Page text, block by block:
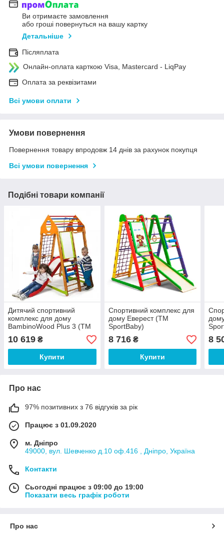
Ви отримаєте замовлення
або гроші повернуться на вашу картку
Детальніше
Післяплата
Онлайн-оплата карткою Visa, Mastercard - LiqPay
Оплата за реквізитами
Всі умови оплати
Умови повернення
Повернення товару впродовж 14 днів за рахунок покупця
Всі умови повернення
Подібні товари компанії
Дитячий спортивний
комплекс для дому
BambinoWood Plus 3 (ТМ
SportBaby)
10 619 ₴
Купити
Спортивний комплекс для
дому Еверест (ТМ
SportBaby)
8 716₴
Купити
8
Про нас
97% позитивних з 76 відгуків за рік
Працює з 01.09.2020
м. Дніпро
49000, вул. Шевченко д.10 оф.416 , Дніпро, Україна
Контакти
Сьогодні працює з 09:00 до 19:00
Показати весь графік роботи
Про нас